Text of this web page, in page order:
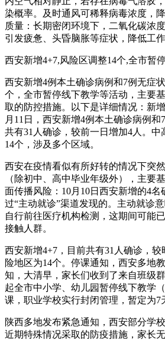
染概率。及时通风可稀释病毒浓度，
质量：长期密闭环境下，二氧化碳浓
引发疲惫、头昏脑胀等症状，降低工作
西安新增4+7,风险区调整14个,全市暂
西安新增4例本土确诊病例和7例无症
个，全市暂停线下教学等活动，主要
取的防控措施。以下是详细情况：新
月11日，西安新增4例本土确诊病例
共有31人确诊，较前一日增加4人。中
14个，涉及多个区域。
西安在疫情看似有所好转的情况下突
（除初中、高中毕业年级外），主要
面传播风险：10月10日西安新增的4名
过“主动就诊”渠道发现的。主动就诊
自行前往医疗机构检测，这期间可能
接触人群。
西安新增4+7，目前共有31人确诊，
险地区为14个。停课通知，西安多地
知，大清早，家长们收到了来自班级
起全市中小学、幼儿园暂停线下教学
课，职业学校实行封闭管理，暂定为7
陕西多地发布紧急通知，西安部分学
近期特殊情况采取的防疫措施，家长